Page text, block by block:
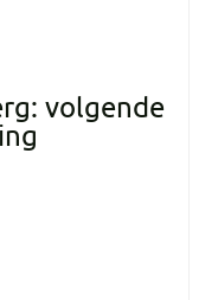
volgende